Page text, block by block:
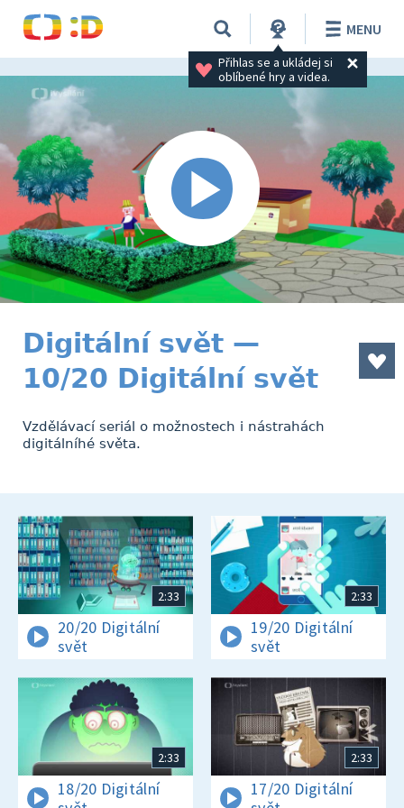
Přihlas se a ukládej si
oblíbené hry a videa.
MENU
Digitální svět —
10/20 Digitální svět
Vzdělávací seriál o možnostech i nástrahách
digitálníhé světa.
2:33
20/20 Digitální
svět
2:33
19/20 Digitální
svět
2:33
18/20 Digitální
2:33
17/20 Digitální